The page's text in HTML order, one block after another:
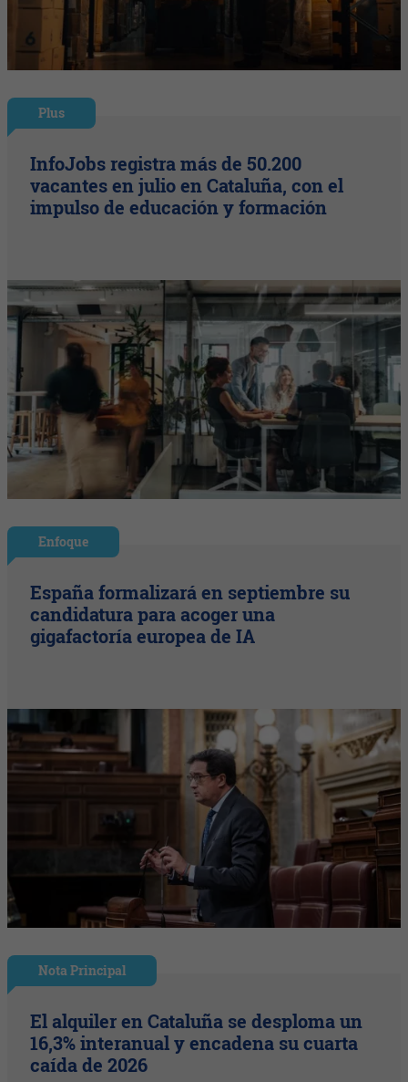
Plus
InfoJobs registra más de 50.200
vacantes en julio en Cataluña, con el
impulso de educación y formación
Enfoque
España formalizará en septiembre su
candidatura para acoger una
gigafactoría europea de IA
Nota Principal
El alquiler en Cataluña se desploma un
16,3% interanual y encadena su cuarta
caída de 2026